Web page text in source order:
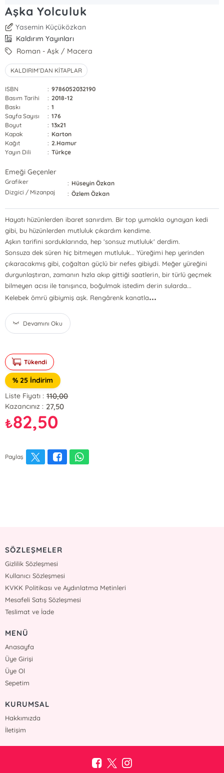
Aşka Yolculuk
Yasemin Küçüközkan
Kaldırım Yayınları
Roman - Aşk / Macera
KALDIRIM’DAN KİTAPLAR
ISBN : 9786052032190
Basım Tarihi
: 2018-12
Baskı
: 1
Sayfa Sayısı
: 176
Boyut
: 13x21
Kapak
: Karton
Kağıt
: 2.Hamur
Yayın Dili
: Türkçe
Emeği Geçenler
Grafiker : Hüseyin Özkan
Dizgici / Mizanpaj
: Özlem Özkan
Hayatı hüzünlerden ibaret sanırdım. Bir top yumakla oynayan kedi
gibi, bu hüzünlerden mutluluk çıkardım kendime.
Aşkın tarifini sorduklarında, hep ‘sonsuz mutluluk' derdim.
Sonsuza dek süren hiç bitmeyen mutluluk... Yüreğimi hep yerinden
çıkaracakmış gibi, çoğaltan güçlü bir nefes gibiydi. Meğer yüreğini
durgunlaştıran, zamanın hızla akıp gittiği saatlerin, bir türlü geçmek
bilmeyen acısı ile tanışınca, boğulmak istedim derin sularda...
Kelebek ömrü gibiymiş aşk. Rengârenk kanatla...
Devamını Oku
Tükendi
% 25 İndirim
Liste Fiyatı : 110,00
Kazancınız : 27,50
₺82,50
Paylaş
SÖZLEŞMELER
Gizlilik Sözleşmesi
Kullanıcı Sözleşmesi
KVKK Politikası ve Aydınlatma Metinleri
Mesafeli Satış Sözleşmesi
Teslimat ve İade
MENÜ
Anasayfa
Üye Girişi
Üye Ol
Sepetim
KURUMSAL
Hakkımızda
İletişim